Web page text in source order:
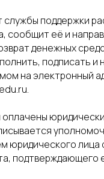
службы поддержки
сообщит её и
денежных
подписать и
на электронный
оплачены
юридического
подтверждающего